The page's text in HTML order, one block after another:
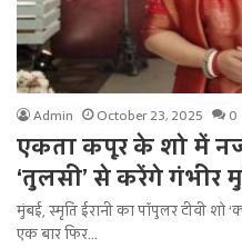
Admin October 23, 2025 0
एकता कपूर के शो में
‘तुलसी’ से करेंगे गंभीर
मुंबई, स्मृति ईरानी का पॉपुलर टीवी
एक बार फिर…